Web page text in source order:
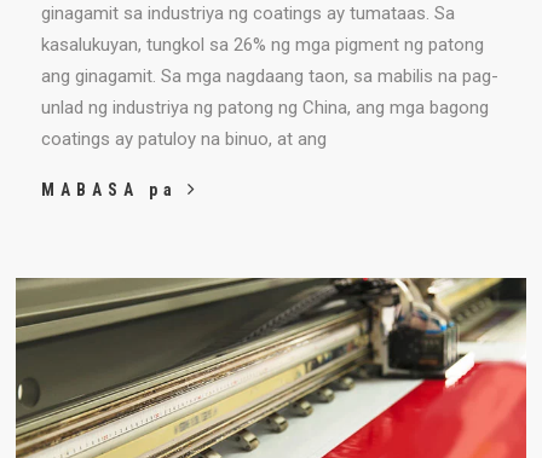
ginagamit sa industriya ng coatings ay tumataas. Sa
kasalukuyan, tungkol sa 26% ng mga pigment ng patong
ang ginagamit. Sa mga nagdaang taon, sa mabilis na pag-
unlad ng industriya ng patong ng China, ang mga bagong
coatings ay patuloy na binuo, at ang
MABASA pa